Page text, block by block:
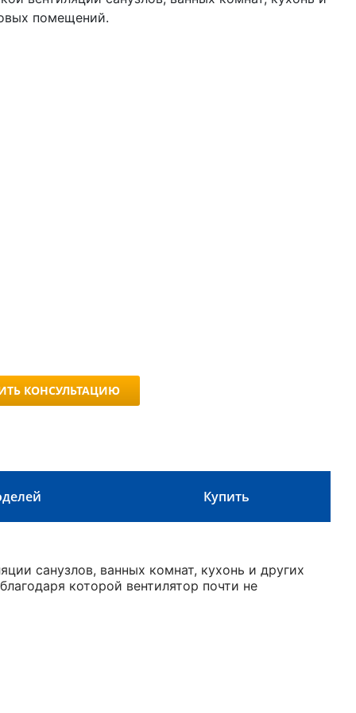
помещений.
КОНСУЛЬТАЦИЮ
Купить
санузлов, ванных комнат, кухонь и других
которой вентилятор почти не